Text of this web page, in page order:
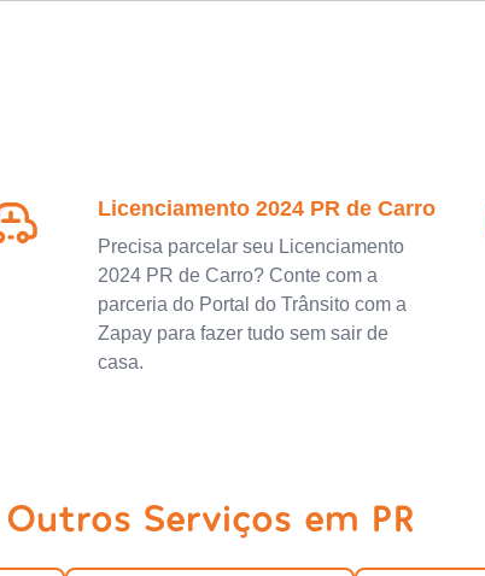
Licenciamento 2024 PR de Carro
Precisa parcelar seu Licenciamento
2024 PR de Carro? Conte com a
parceria do Portal do Trânsito com a
Zapay para fazer tudo sem sair de
casa.
Outros Serviços em PR